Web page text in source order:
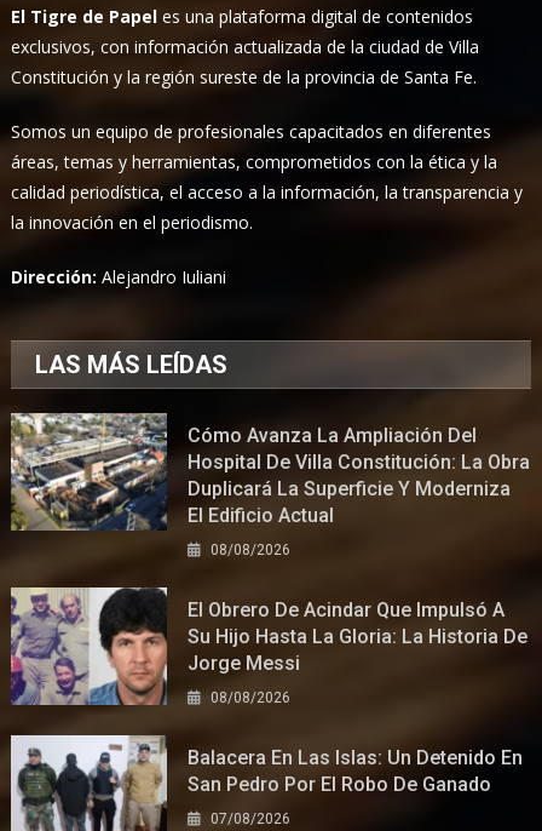
El Tigre de Papel es una plataforma digital de contenidos
exclusivos, con información actualizada de la ciudad de Villa
Constitución y la región sureste de la provincia de Santa Fe.
Somos un equipo de profesionales capacitados en diferentes
áreas, temas y herramientas, comprometidos con la ética y la
calidad periodística, el acceso a la información, la transparencia y
la innovación en el periodismo.
Dirección:Alejandro Iuliani
LAS MÁS LEÍDAS
Cómo Avanza La Ampliación Del
Hospital De Villa Constitución: La Obra
Duplicará La Superficie Y Moderniza
El Edificio Actual
08/08/2026
El Obrero De Acindar Que Impulsó A
Su Hijo Hasta La Gloria: La Historia De
Jorge Messi
08/08/2026
Balacera En Las Islas: Un Detenido En
San Pedro Por El Robo De Ganado
07/08/2026